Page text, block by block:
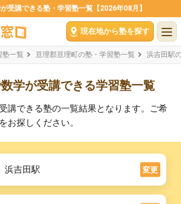
受講できる塾・学習塾一覧【2026年08月】
現在地から塾を探す
塾一覧 亘理郡亘理町の塾・学習塾一覧 浜吉田駅
学が受講できる学習塾一覧
講できる塾の一覧結果となります。ご希
お探しください。
浜吉田駅 変更